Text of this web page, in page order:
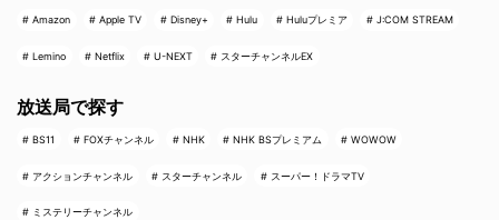
Amazon Apple TV Disney+ Hulu Huluプレミア J:COM STREAM
Lemino Netflix U-NEXT スターチャンネルEX
放送局で探す
BS11 FOXチャンネル NHK NHK BSプレミアム WOWOW
アクションチャンネル スターチャンネル スーパー！ドラマTV
ミステリーチャンネル